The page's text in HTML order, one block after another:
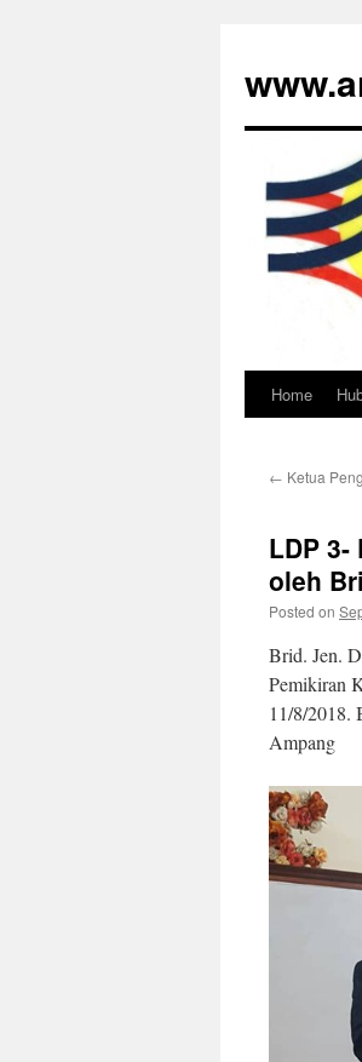
Skip
content
Home
← Ketua
LDP
oleh
Posted on
Brid. Jen.
Pemikiran
11/8/2018.
Ampang